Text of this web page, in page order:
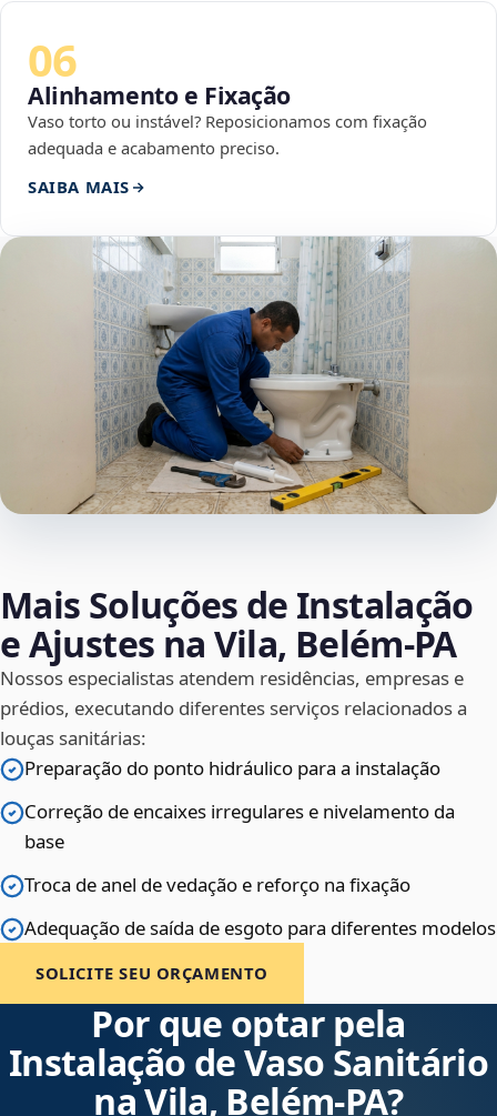
06
Alinhamento e Fixação
Vaso torto ou instável? Reposicionamos com fixação
adequada e acabamento preciso.
SAIBA MAIS
Mais Soluções de Instalação
e Ajustes na Vila, Belém‑PA
Nossos especialistas atendem residências, empresas e
prédios, executando diferentes serviços relacionados a
louças sanitárias:
Preparação do ponto hidráulico para a instalação
Correção de encaixes irregulares e nivelamento da
base
Troca de anel de vedação e reforço na fixação
Adequação de saída de esgoto para diferentes modelos
SOLICITE SEU ORÇAMENTO
Por que optar pela
Instalação de Vaso Sanitário
na Vila, Belém‑PA?